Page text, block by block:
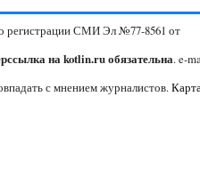
регистрации СМИ Эл №77-8561 от
на kotlin.ru обязательна. e-
с мнением журналистов.